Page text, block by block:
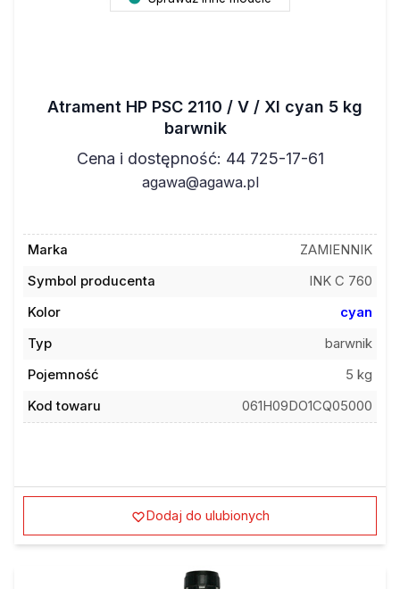
Atrament HP PSC 2110 / V / XI cyan 5 kg
barwnik
Cena i dostępność: 44 725-17-61
agawa@agawa.pl
Marka
ZAMIENNIK
Symbol producenta
INK C 760
Kolor
cyan
Typ
barwnik
Pojemność
5 kg
Kod towaru
061H09DO1CQ05000
Dodaj do ulubionych